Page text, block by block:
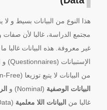
هذا النوع من البيانات بسيط و
مجتمع الدراسة، غالبا لأن
غير معروفة. هذه البيانات غالبا
من البيانات لا يتبع توزيعا (Distribution-Free) معين.
البيانات الوصفية (Nominal) و
غالبا من البيانات اللا معلمية (Non-Parametric Data).